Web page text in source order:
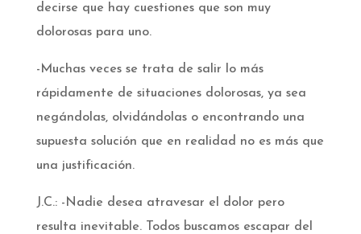
decirse que hay cuestiones que son muy
dolorosas para uno.
-Muchas veces se trata de salir lo más
rápidamente de situaciones dolorosas, ya sea
negándolas, olvidándolas o encontrando una
supuesta solución que en realidad no es más que
una justificación.
J.C.: -Nadie desea atravesar el dolor pero
resulta inevitable. Todos buscamos escapar del